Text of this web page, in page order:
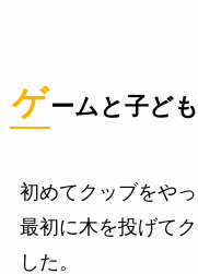
ゲームと子ど
初めてクッブをや
最初に木を投げて
した。